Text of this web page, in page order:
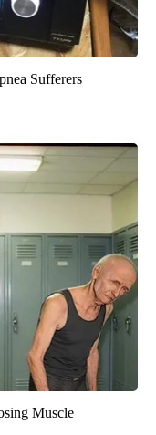
Sufferers
Muscle